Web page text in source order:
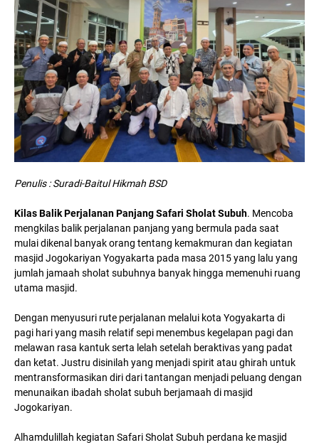
Penulis : Suradi-Baitul Hikmah BSD
Kilas Balik Perjalanan Panjang Safari Sholat Subuh. Mencoba
mengkilas balik perjalanan panjang yang bermula pada saat
mulai dikenal banyak orang tentang kemakmuran dan kegiatan
masjid Jogokariyan Yogyakarta pada masa 2015 yang lalu yang
jumlah jamaah sholat subuhnya banyak hingga memenuhi ruang
utama masjid.
Dengan menyusuri rute perjalanan melalui kota Yogyakarta di
pagi hari yang masih relatif sepi menembus kegelapan pagi dan
melawan rasa kantuk serta lelah setelah beraktivas yang padat
dan ketat. Justru disinilah yang menjadi spirit atau ghirah untuk
mentransformasikan diri dari tantangan menjadi peluang dengan
menunaikan ibadah sholat subuh berjamaah di masjid
Jogokariyan.
Alhamdulillah kegiatan Safari Sholat Subuh perdana ke masjid